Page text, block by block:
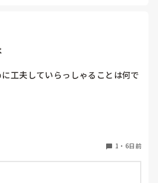
工夫していらっしゃることは何で
院しておられることも影響し、身
1 ・ 6日前